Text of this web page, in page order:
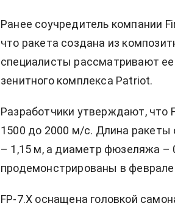
Ранее соучредитель компании
что ракета создана из
специалисты рассматривают
зенитного комплекса Patriot.
Разработчики утверждают, что
1500 до 2000 м/с. Длина
– 1,15 м, а диаметр фюзеляжа –
продемонстрированы в феврале
FP-7.X оснащена головкой